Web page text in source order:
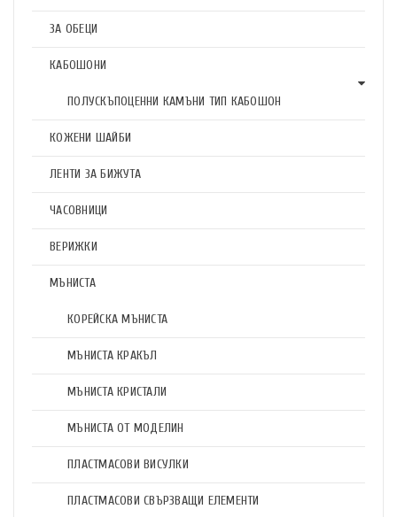
ЗА ОБЕЦИ
КАБОШОНИ
ПОЛУСКЪПОЦЕННИ КАМЪНИ ТИП КАБОШОН
КОЖЕНИ ШАЙБИ
ЛЕНТИ ЗА БИЖУТА
ЧАСОВНИЦИ
ВЕРИЖКИ
МЪНИСТА
КОРЕЙСКА МЪНИСТА
МЪНИСТА КРАКЪЛ
МЪНИСТА КРИСТАЛИ
МЪНИСТА ОТ МОДЕЛИН
ПЛАСТМАСОВИ ВИСУЛКИ
ПЛАСТМАСОВИ СВЪРЗВАЩИ ЕЛЕМЕНТИ